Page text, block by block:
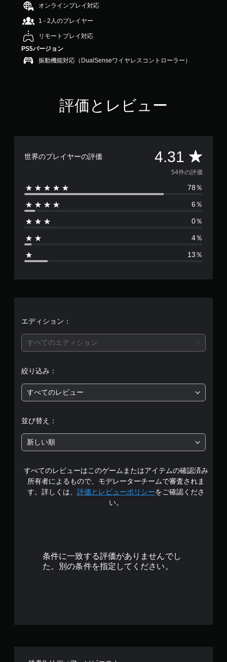
1
す
オンラインプレイ対応
1 - 2人のプレイヤー
リモートプレイ対応
PS5バージョン
振動機能対応（DualSenseワイヤレスコントローラー）
評価とレビュー
世界のプレイヤーの評価 4.31 評
価
数
は
4
5
段
中
の
4
.
54件の評価
78％
6％
0％
4％
13％
エディション：
すべてのエディション
絞り込み：
すべてのレビュー
並び替え：
新しい順
すべてのレビューはこのゲームまたはアイテムの確認済み
所有者によるもので、モデレーターチームで審査されま
す。詳しくは、 評価とレビューポリシーをご確認くださ
い。
条件に一致する評価がありませんでし
た。別の条件を指定してください。